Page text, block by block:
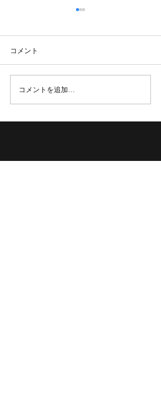
【TOKYO BB】結果報告
3x3.EXE PREMIER 2023
Round.4
コメント
コメントを追加…